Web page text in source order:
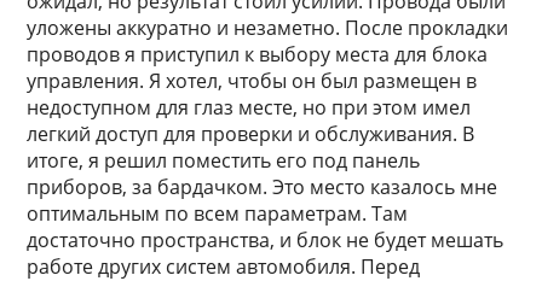
уложены аккуратно и незаметно. После прокладки
проводов я приступил к выбору места для блока
управления. Я хотел, чтобы он был размещен в
недоступном для глаз месте, но при этом имел
легкий доступ для проверки и обслуживания. В
итоге, я решил поместить его под панель
приборов, за бардачком. Это место казалось мне
оптимальным по всем параметрам. Там
достаточно пространства, и блок не будет мешать
работе других систем автомобиля. Перед